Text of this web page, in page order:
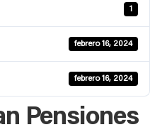
1
febrero 16, 2024
febrero 16, 2024
Pensiones